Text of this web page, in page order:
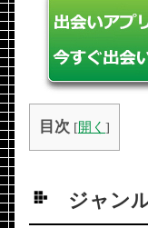
目次 [開く ]
ジャン